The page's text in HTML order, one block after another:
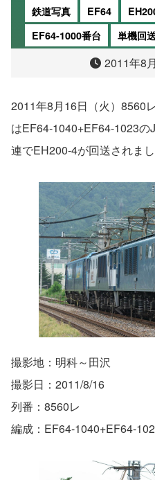
鉄道写真 EF64
EF64-1000番台
単機回
2011年8
2011年8月16日（火）8560
はEF64-1040+EF64-1023
連でEH200-4が回送されまし
撮影地：明科～田沢
撮影日：2011/8/16
列番：8560レ
編成：EF64-1040+EF64-